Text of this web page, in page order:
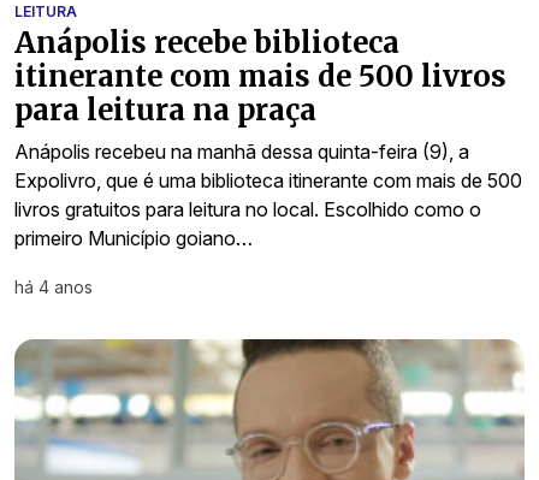
LEITURA
Anápolis recebe biblioteca
itinerante com mais de 500 livros
para leitura na praça
Anápolis recebeu na manhã dessa quinta-feira (9), a
Expolivro, que é uma biblioteca itinerante com mais de 500
livros gratuitos para leitura no local. Escolhido como o
primeiro Município goiano…
há 4 anos